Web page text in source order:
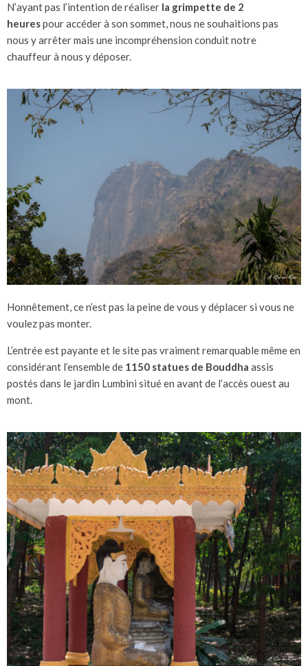
N’ayant pas l’intention de réaliser la grimpette de 2
heurespour accéder à son sommet, nous ne souhaitions pas
nous y arrêter mais une incompréhension conduit notre
chauffeur à nous y déposer.
Honnêtement, ce n’est pas la peine de vous y déplacer si vous ne
voulez pas monter.
L’entrée est payante et le site pas vraiment remarquable même en
considérant l’ensemble de 1150 statues de Bouddha assis
postés dans le jardin Lumbini situé en avant de l’accès ouest au
mont.